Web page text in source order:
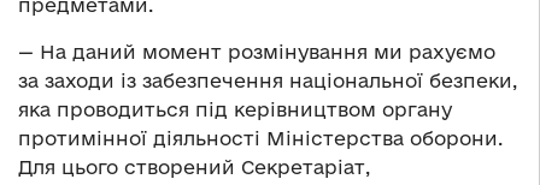
предметами.
— На даний момент розмінування ми рахуємо
за заходи із забезпечення національної безпеки,
яка проводиться під керівництвом органу
протимінної діяльності Міністерства оборони.
Для цього створений Секретаріат,